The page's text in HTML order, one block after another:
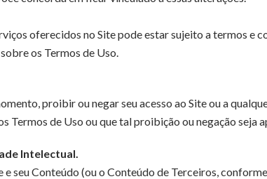
oferecidos no Site pode estar sujeito a termos e
os Termos de Uso.
proibir ou negar seu acesso ao Site ou a
Termos de Uso ou que tal proibição ou negação seja
Intelectual.
e seu Conteúdo (ou o Conteúdo de Terceiros,